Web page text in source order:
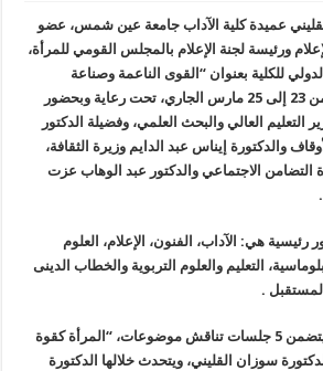
عميدة كلية الآداب جامعة عين شمس، عضو
ورئيسة لجنة الإعلام بالمجلس القومي للمرأة،
للكلية بعنوان “القوى الناعمة وصناعة
المستقبل ” خلال الفترة من 23 إلى 25 مارس الجاري، تحت رعاية وبحضور
التعليم العالي والبحث العلمي، وفضيلة الدكتور
والدكتورة إيناس عبد الدايم وزيرة الثقافة،
التضامن الاجتماعي والدكتور عبد الوهاب عزت
المؤتمر 7 محاور رئيسية هي: الآداب، الفنون، الإعلام، العلوم
التعليم والعلوم التربوية والخطاب الدينى
.
واليوم الأول من المؤتمر يتضمن 5 جلسات تناقش موضوعات، “المرأة كقوة
سوزان القليني، ويتحدث خلالها الدكتورة